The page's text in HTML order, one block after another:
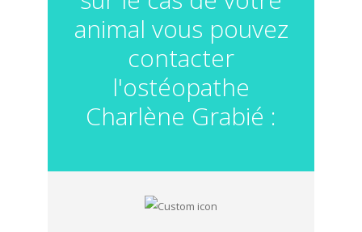
animal vous pouvez
contacter
l'ostéopathe
Charlène Grabié :